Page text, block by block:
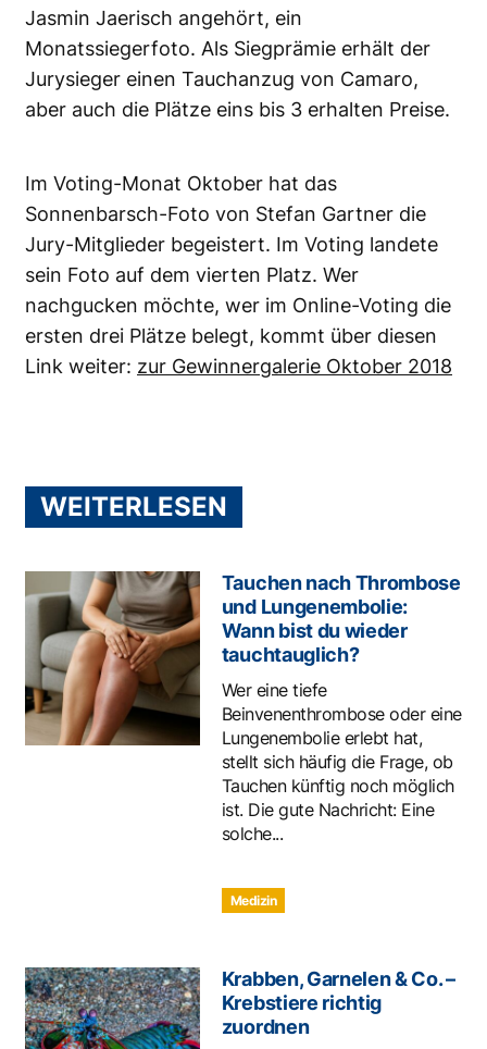
Jasmin Jaerisch angehört, ein
Monatssiegerfoto. Als Siegprämie erhält der
Jurysieger einen Tauchanzug von Camaro,
aber auch die Plätze eins bis 3 erhalten Preise.
Im Voting-Monat Oktober hat das
Sonnenbarsch-Foto von Stefan Gartner die
Jury-Mitglieder begeistert. Im Voting landete
sein Foto auf dem vierten Platz. Wer
nachgucken möchte, wer im Online-Voting die
ersten drei Plätze belegt, kommt über diesen
Link weiter: zur Gewinnergalerie Oktober 2018
WEITERLESEN
Tauchen nach Thrombose
und Lungenembolie:
Wann bist du wieder
tauchtauglich?
Wer eine tiefe
Beinvenenthrombose oder eine
Lungenembolie erlebt hat,
stellt sich häufig die Frage, ob
Tauchen künftig noch möglich
ist. Die gute Nachricht: Eine
solche...
Medizin
Krabben, Garnelen & Co. –
Krebstiere richtig
zuordnen